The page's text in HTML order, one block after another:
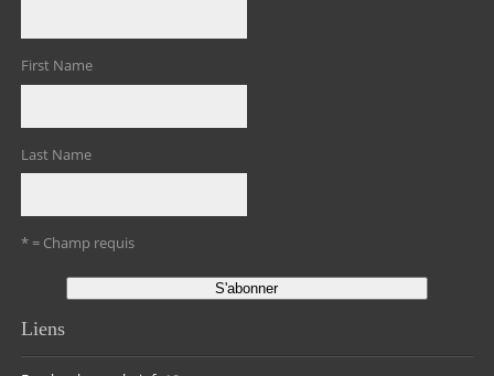
First Name
Last Name
* = Champ requis
Liens